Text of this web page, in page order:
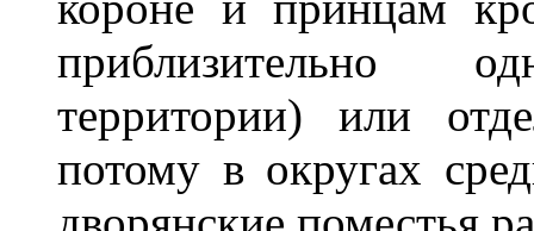
приблизительно
территории) или
потому в округах